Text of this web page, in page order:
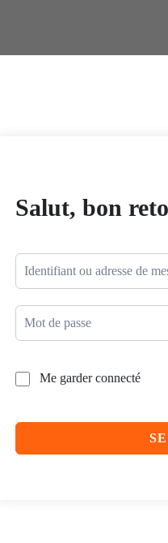
Salut, bon
Me garder connecté